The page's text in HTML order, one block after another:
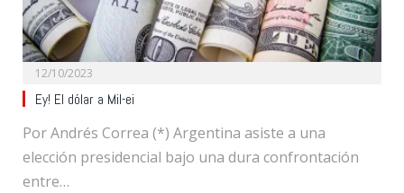
12/10/2023
Ey! El dólar a Mil-ei
Por Andrés Correa (*) Argentina asiste a una
elección presidencial bajo una dura confrontación
entre…